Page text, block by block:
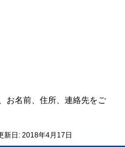
名前、住所、連絡先をご
新日: 2018年4月17日